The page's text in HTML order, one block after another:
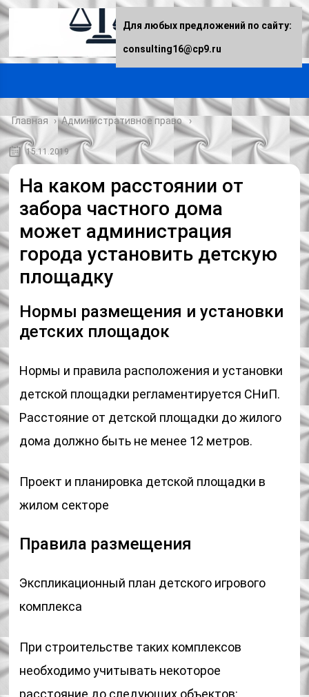
Главная › Административное право
15.11.2019
На каком расстоянии от
забора частного дома
может администрация
города установить детскую
площадку
Нормы размещения и установки
детских площадок
Нормы и правила расположения и установки
детской площадки регламентируется СНиП.
Расстояние от детской площадки до жилого
дома должно быть не менее 12 метров.
Проект и планировка детской площадки в
жилом секторе
Правила размещения
Экспликационный план детского игрового
комплекса
При строительстве таких комплексов
необходимо учитывать некоторое
расстояние до следующих объектов:
Для любых предложений по сайту:
consulting16@cp9.ru